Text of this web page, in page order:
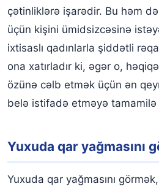
çətinliklərə işarədir. Bu həm
üçün kişini ümidsizcəsinə
ixtisaslı qadınlarla şiddətli
ona xatırladır ki, əgər o,
özünə cəlb etmək üçün ən
belə istifadə etməyə tamamilə
Yuxuda qar yağmasını
Yuxuda qar yağmasını